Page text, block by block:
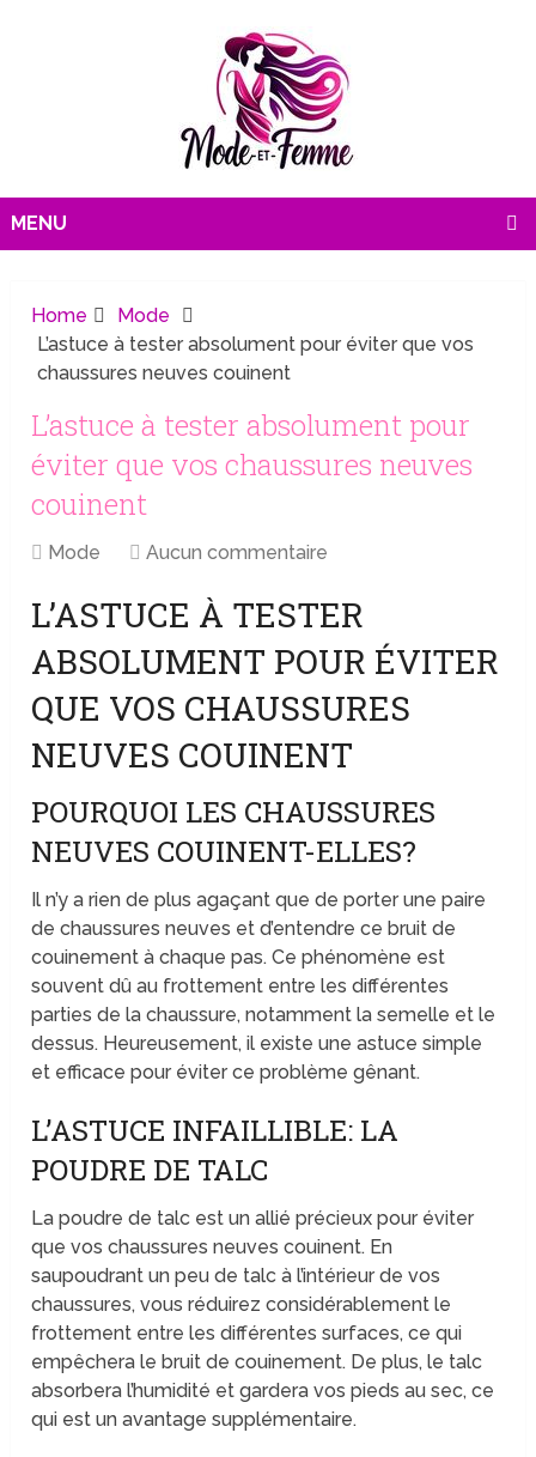
MENU
Home
Mode
L’astuce à tester absolument pour éviter que vos
chaussures neuves couinent
L’astuce à tester absolument pour
éviter que vos chaussures neuves
couinent
Mode Aucun commentaire
L’ASTUCE À TESTER
ABSOLUMENT POUR ÉVITER
QUE VOS CHAUSSURES
NEUVES COUINENT
POURQUOI LES CHAUSSURES
NEUVES COUINENT-ELLES?
Il n’y a rien de plus agaçant que de porter une paire
de chaussures neuves et d’entendre ce bruit de
couinement à chaque pas. Ce phénomène est
souvent dû au frottement entre les différentes
parties de la chaussure, notamment la semelle et le
dessus. Heureusement, il existe une astuce simple
et efficace pour éviter ce problème gênant.
L’ASTUCE INFAILLIBLE: LA
POUDRE DE TALC
La poudre de talc est un allié précieux pour éviter
que vos chaussures neuves couinent. En
saupoudrant un peu de talc à l’intérieur de vos
chaussures, vous réduirez considérablement le
frottement entre les différentes surfaces, ce qui
empêchera le bruit de couinement. De plus, le talc
absorbera l’humidité et gardera vos pieds au sec, ce
qui est un avantage supplémentaire.